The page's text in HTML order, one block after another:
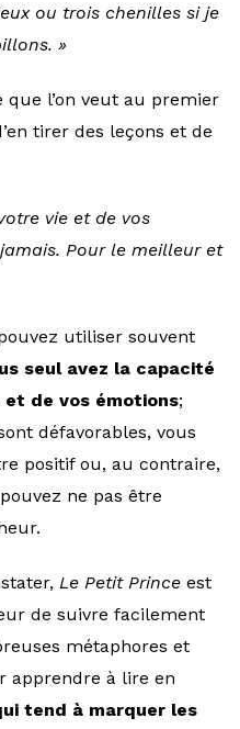
ou trois chenilles si je
»
que l’on veut au premier
tirer des leçons et de
vie et de vos
Pour le meilleur et
utiliser souvent
seul avez la capacité
de vos émotions;
défavorables, vous
positif ou, au contraire,
ne pas être
Le Petit Prince est
de suivre facilement
métaphores et
apprendre à lire en
tend à marquer les